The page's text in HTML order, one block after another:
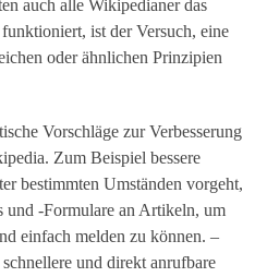
auch alle Wikipedianer das
ist der Versuch, eine
oder ähnlichen Prinzipien
Vorschläge zur Verbesserung
Zum Beispiel bessere
bestimmten Umständen vorgeht,
und -Formulare an Artikeln, um
einfach melden zu können. –
und direkt anrufbare